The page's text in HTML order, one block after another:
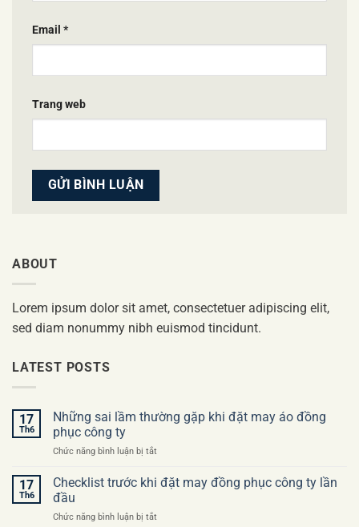
Email *
Trang web
ABOUT
Lorem ipsum dolor sit amet, consectetuer adipiscing elit,
sed diam nonummy nibh euismod tincidunt.
LATEST POSTS
17
Th6
Những sai lầm thường gặp khi đặt may áo đồng
phục công ty
Chức năng bình luận bị tắt
sai
lầm
gặp
17
Th6
Checklist trước khi đặt may đồng phục công ty lần
đầu
Chức năng bình luận bị tắt